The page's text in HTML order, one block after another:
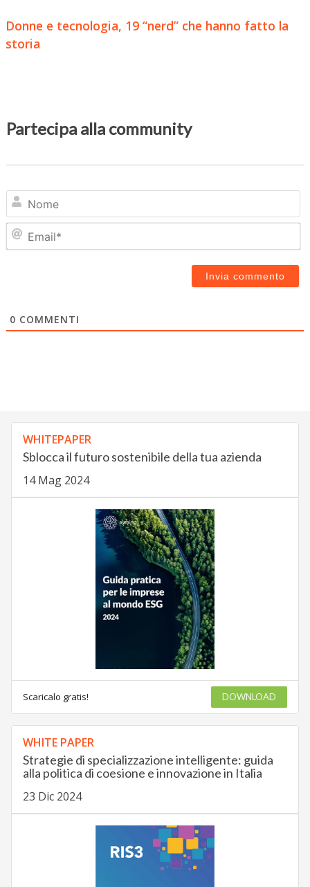
Donne e tecnologia, 19 “nerd” che hanno fatto la
storia
Partecipa alla community
0 COMMENTI
WHITEPAPER
Sblocca il futuro sostenibile della tua azienda
14 Mag 2024
Scaricalo gratis! DOWNLOAD
WHITE PAPER
Strategie di specializzazione intelligente: guida
alla politica di coesione e innovazione in Italia
23 Dic 2024